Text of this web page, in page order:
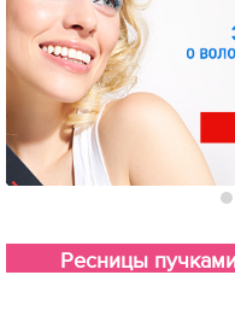
Ресницы